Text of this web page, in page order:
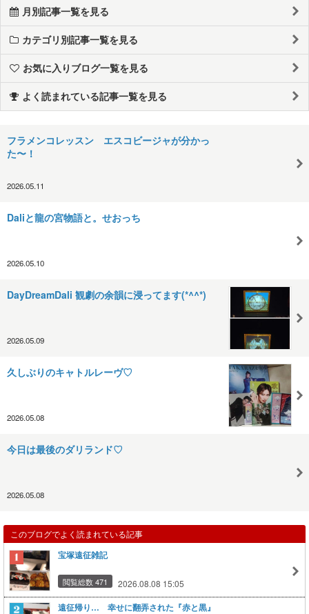
月別記事一覧を見る
カテゴリ別記事一覧を見る
お気に入りブログ一覧を見る
よく読まれている記事一覧を見る
フラメンコレッスン エスコビージャが分かっ
た〜！
2026.05.11
Daliと龍の宮物語と。せおっち
2026.05.10
DayDreamDali 観劇の余韻に浸ってます(*^^*)
2026.05.09
久しぶりのキャトルレーヴ♡
2026.05.08
今日は最後のダリランド♡
2026.05.08
このブログでよく読まれている記事
宝塚遠征雑記
閲覧総数 471 2026.08.08 15:05
遠征帰り… 幸せに翻弄された『赤と黒』